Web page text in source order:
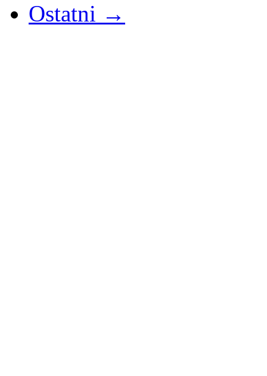
Ostatni →